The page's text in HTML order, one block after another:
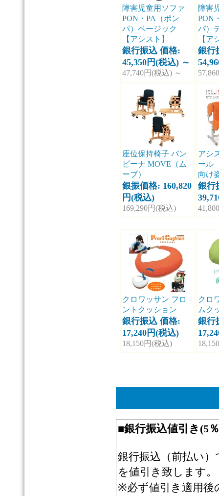
障害児童用ソファ
PON・PA（ポン
パ）ベージック
【アシスト】
銀行振込 価格:
45,350円(税込) ～
47,740円(税込) ～
障害
PON
パ）
【ア
銀行
座位保持椅子 バン
ビーナ MOVE（ム
ーブ）
銀振価格: 160,820
円(税込)
169,290円(税込)
アシ
ール
向け
銀行
クロワッサン フロ
ントクッション
銀行振込 価格:
17,240円(税込)
18,150円(税込)
クロ
ムク
銀行
■銀行振込値引き(5
銀行振込（前払い
を値引き致します。
※必ず値引き適用後